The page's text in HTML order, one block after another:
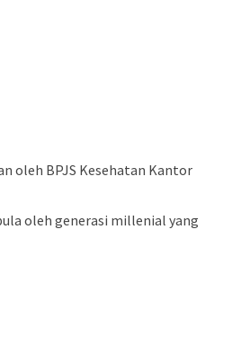
oleh BPJS Kesehatan Kantor
oleh generasi millenial yang